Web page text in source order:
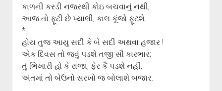
કાળની કરડી નજરથી કોઇ બચવાનું નથી,
આજ તો ફૂટી છે પ્યાલી, કાલ કૂંજો ફૂટશે.
*
હોય તુજ આયુ સદી કે બે સદી અથવા હજાર !
એક દિવસ તો જવું પડશે તજી સૌ કારભાર;
તું ભિખારી હો કે રાજા, ફેર કૈં પડશે નહીં,
અંતમાં તો બેઉનો સરખો જ બોલાશે બજાર.